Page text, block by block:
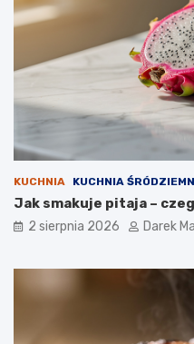
KUCHNIA KUCHNIA
Jak smakuje pitaja –
2 sierpnia 2026 Darek